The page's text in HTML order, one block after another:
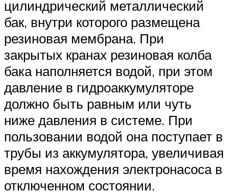
цилиндрический металлический
бак, внутри которого размещена
резиновая мембрана. При
закрытых кранах резиновая колба
бака наполняется водой, при этом
давление в гидроаккумуляторе
должно быть равным или чуть
ниже давления в системе. При
пользовании водой она поступает в
трубы из аккумулятора, увеличивая
время нахождения электронасоса в
отключенном состоянии.